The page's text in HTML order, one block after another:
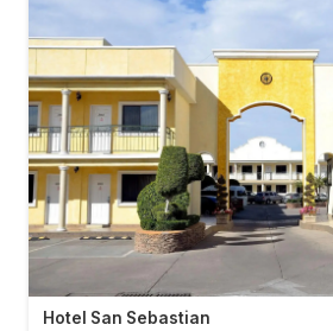
Hotel San Sebastian